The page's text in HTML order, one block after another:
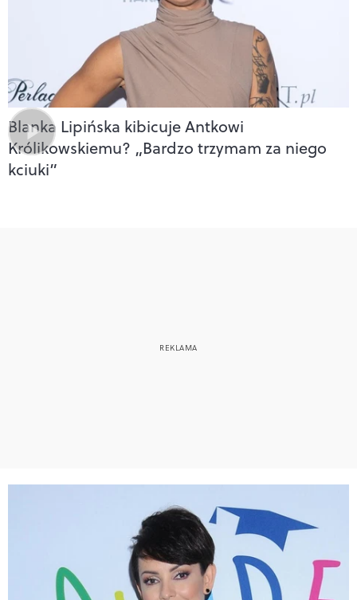
Blanka Lipińska kibicuje Antkowi
Królikowskiemu? „Bardzo trzymam za niego
kciuki”